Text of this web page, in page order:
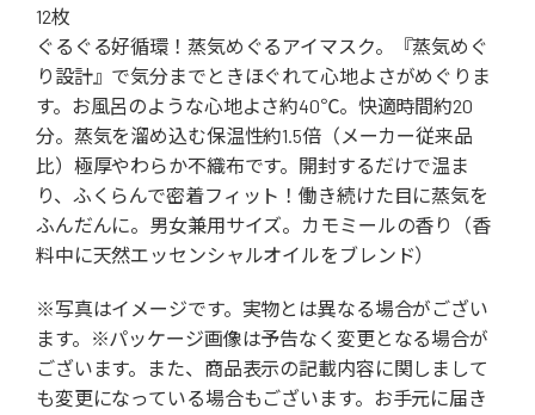
12枚
ぐるぐる好循環！蒸気めぐるアイマスク。『蒸気めぐ
り設計』で気分までときほぐれて心地よさがめぐりま
す。お風呂のような心地よさ約40℃。快適時間約20
分。蒸気を溜め込む保温性約1.5倍（メーカー従来品
比）極厚やわらか不織布です。開封するだけで温ま
り、ふくらんで密着フィット！働き続けた目に蒸気を
ふんだんに。男女兼用サイズ。カモミールの香り（香
料中に天然エッセンシャルオイルをブレンド）
※写真はイメージです。実物とは異なる場合がござい
ます。※パッケージ画像は予告なく変更となる場合が
ございます。また、商品表示の記載内容に関しまして
も変更になっている場合もございます。お手元に届き